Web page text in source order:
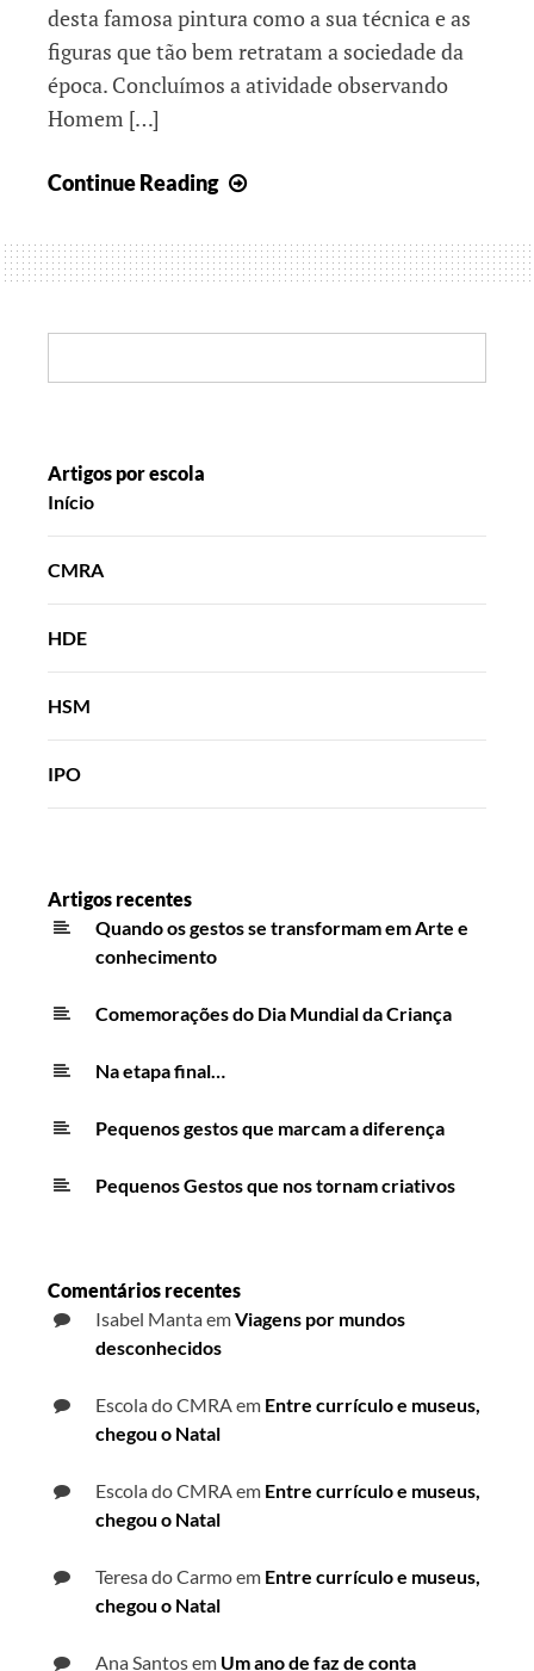
desta famosa pintura como a sua técnica e as
figuras que tão bem retratam a sociedade da
época. Concluímos a atividade observando
Homem […]
Continue Reading
de
um
Artigos por escola
Início
CMRA
HDE
HSM
IPO
Artigos recentes
Quando os gestos se transformam em Arte e
conhecimento
Comemorações do Dia Mundial da Criança
Na etapa final…
Pequenos gestos que marcam a diferença
Pequenos Gestos que nos tornam criativos
Comentários recentes
Isabel MantaemViagens por mundos
desconhecidos
Escola do CMRA em Entre currículo e museus,
chegou o Natal
Escola do CMRA em Entre currículo e museus,
chegou o Natal
Teresa do Carmoem Entre currículo e museus,
chegou o Natal
Ana Santosem Um ano de faz de conta